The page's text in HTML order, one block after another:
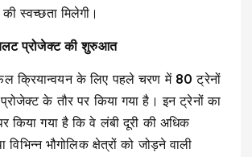
स्वच्छता मिलेगी।
प्रोजेक्ट की शुरुआत
क्रियान्वयन के लिए पहले चरण में 80 ट्रेनों
के तौर पर किया गया है। इन ट्रेनों का
किया गया है कि वे लंबी दूरी की अधिक
विभिन्न भौगोलिक क्षेत्रों को जोड़ने वाली